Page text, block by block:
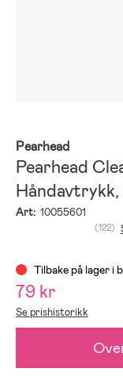
Pearhead
Pearhead
Art: 10055601
(122)
Tilbake på lager i
79 kr
Se prishistorikk